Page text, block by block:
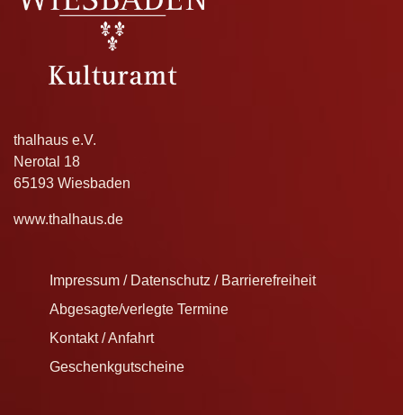
thalhaus e.V.
Nerotal 18
65193 Wiesbaden
www.thalhaus.de
Impressum / Datenschutz / Barrierefreiheit
Abgesagte/verlegte Termine
Kontakt / Anfahrt
Geschenkgutscheine